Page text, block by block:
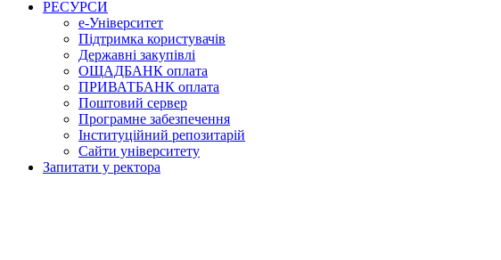
РЕСУРСИ
е-Університет
Підтримка користувачів
Державні закупівлі
ОЩАДБАНК оплата
ПРИВАТБАНК оплата
Поштовий сервер
Програмне забезпечення
Інституційний репозитарій
Сайти університету
Запитати у ректора